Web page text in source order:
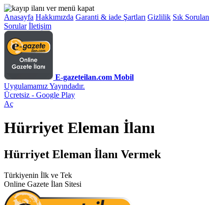
Anasayfa Hakkımızda Garanti & iade Şartları Gizlilik Sık Sorulan
Sorular İletişim
E-gazeteilan.com Mobil
Uygulamamız Yayındadır.
Ücretsiz - Google Play
Aç
Hürriyet Eleman İlanı
Hürriyet Eleman İlanı Vermek
Türkiyenin İlk ve Tek
Online Gazete İlan Sitesi